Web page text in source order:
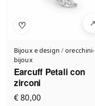
♡
Bijoux e design /orecchini-
bijoux
Earcuff Petali con
zirconi
€ 80,00